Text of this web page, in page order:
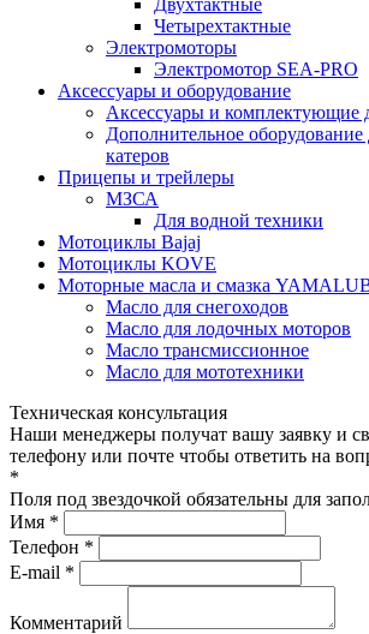
Двухтактные
Четырехтактные
Электромоторы
Электромотор SEA-PRO
Аксессуары и оборудование
Аксессуары и комплектующие
Дополнительное оборудование
катеров
Прицепы и трейлеры
МЗСА
Для водной техники
Мотоциклы Bajaj
Мотоциклы KOVE
Моторные масла и смазка
Масло для снегоходов
Масло для лодочных моторов
Масло трансмиссионное
Масло для мототехники
Техническая консультация
Наши менеджеры получат вашу заявку и
телефону или почте чтобы ответить на
*
Поля под звездочкой обязательны для
Имя *
Телефон *
E-mail *
Комментарий